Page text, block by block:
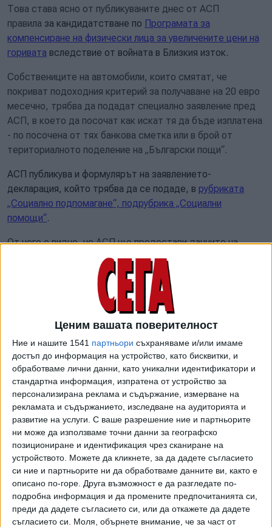
Ценим вашата поверителност
Ние и нашите 1541 партньори съхраняваме и/или имаме
достъп до информация на устройство, като бисквитки, и
обработваме лични данни, като уникални идентификатори и
стандартна информация, изпратена от устройство за
персонализирана реклама и съдържание, измерване на
рекламата и съдържанието, изследване на аудиторията и
развитие на услуги. С ваше разрешение ние и партньорите
ни може да използваме точни данни за географско
позициониране и идентификация чрез сканиране на
устройството. Можете да кликнете, за да дадете съгласието
си ние и партньорите ни да обработваме данните ви, както е
описано по-горе. Друга възможност е да разгледате по-
подробна информация и да промените предпочитанията си,
преди да дадете съгласието си, или да откажете да дадете
съгласието си.
Моля, обърнете внимание, че за част от
Това става ясно от публикуваните днес от АСП
правила за кандидатстване по Програмата за
компенсиране на физически лица за увеличените цени на
горивата вследствие от войната в Близкия изток.
Собствениците на автомобили, които смятат, че
покриват подоходния критерий за получаване на 20 евро
месечно, трябва да подадат специално заявление пред
АСП, в което да посочат как искат тя да бъде изплатена
- по посочена от тях банкова сметка или в брой от
териториалното поделение на „Български пощи“.
АСП публикува и формулярът на заявлението-
декларация, който трябва да се подаде, в рубриката
„Социално подпомагане“, подрубрика „Социални
помощи“.
От него е видно, че АСП ще предостави данните на
кандидата за помощи на Националната агенция за
приходите, която трябва да извърши проверка дали той
изпълнява условията за предоставяне на компенсация за
увеличените цени на горивата - освен какви доходи е
имал, ще се засече и какъв автомобил притежава и дали
има просрочени данъци.
От АСП уточняват, че програматаще се активира, ако
средната цена на дребно в страната на масовите горива
бензин А95H или дизел достигне или надхвърли 1.60 евро
на литър в три последователни дни по данни на
Националната агенция за приходите.
По-късно днес НАП обяви, че започва да публикува
ежедневно насайта сиактуалните средни цени на
дребно на дизела и бензин А95. Информацията за
изчислението на средните цени ще се взима от
фискалните бонове, издадени при продажбата на горива,
които НАП получава от търговците.